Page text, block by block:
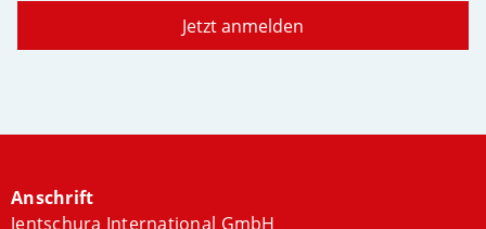
Jetzt anmelden
Anschrift
Jentschura International GmbH